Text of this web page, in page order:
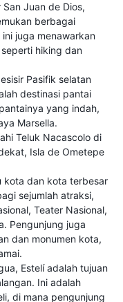
Juan de Dios,
berbagai
juga menawarkan
hiking dan
Pasifik selatan
destinasi pantai
yang indah,
Marsella.
Teluk Nacascolo di
Isla de Ometepe
kota dan kota terbesar
sejumlah atraksi,
Teater Nasional,
Pengunjung juga
dan monumen kota,
Estelí adalah tujuan
Ini adalah
di mana pengunjung